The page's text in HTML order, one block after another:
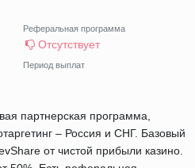
Реферальная программа
Отсутствует
Период выплат
партнерская программа,
– Россия и СНГ. Базовый
от чистой прибыли казино.